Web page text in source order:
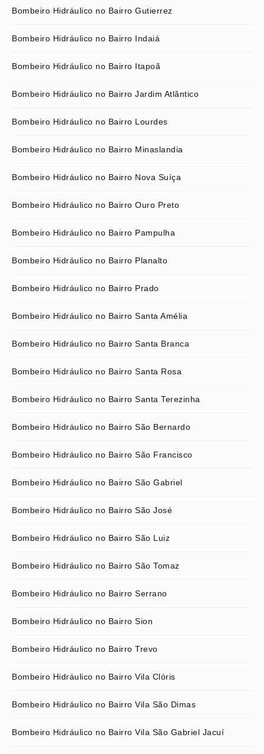
Bombeiro Hidráulico no Bairro Gutierrez
Bombeiro Hidráulico no Bairro Indaiá
Bombeiro Hidráulico no Bairro Itapoã
Bombeiro Hidráulico no Bairro Jardim Atlântico
Bombeiro Hidráulico no Bairro Lourdes
Bombeiro Hidráulico no Bairro Minaslandia
Bombeiro Hidráulico no Bairro Nova Suíça
Bombeiro Hidráulico no Bairro Ouro Preto
Bombeiro Hidráulico no Bairro Pampulha
Bombeiro Hidráulico no Bairro Planalto
Bombeiro Hidráulico no Bairro Prado
Bombeiro Hidráulico no Bairro Santa Amélia
Bombeiro Hidráulico no Bairro Santa Branca
Bombeiro Hidráulico no Bairro Santa Rosa
Bombeiro Hidráulico no Bairro Santa Terezinha
Bombeiro Hidráulico no Bairro São Bernardo
Bombeiro Hidráulico no Bairro São Francisco
Bombeiro Hidráulico no Bairro São Gabriel
Bombeiro Hidráulico no Bairro São José
Bombeiro Hidráulico no Bairro São Luiz
Bombeiro Hidráulico no Bairro São Tomaz
Bombeiro Hidráulico no Bairro Serrano
Bombeiro Hidráulico no Bairro Sion
Bombeiro Hidráulico no Bairro Trevo
Bombeiro Hidráulico no Bairro Vila Clóris
Bombeiro Hidráulico no Bairro Vila São Dimas
Bombeiro Hidráulico no Bairro Vila São Gabriel Jacuí